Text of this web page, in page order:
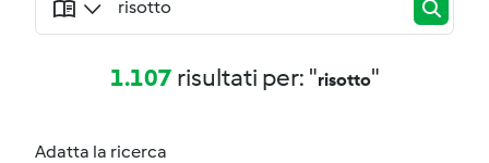
1.107 risultati per: "risotto"
Adatta la ricerca